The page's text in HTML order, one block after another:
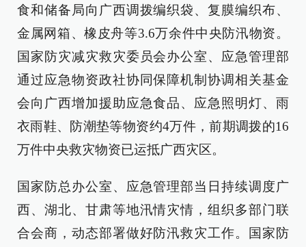
食和储备局向广西调拨编织袋、复膜编织布、
金属网箱、橡皮舟等3.6万余件中央防汛物资。
国家防灾减灾救灾委员会办公室、应急管理部
通过应急物资政社协同保障机制协调相关基金
会向广西增加援助应急食品、应急照明灯、雨
衣雨鞋、防潮垫等物资约4万件，前期调拨的16
万件中央救灾物资已运抵广西灾区。
国家防总办公室、应急管理部当日持续调度广
西、湖北、甘肃等地汛情灾情，组织多部门联
合会商，动态部署做好防汛救灾工作。国家防